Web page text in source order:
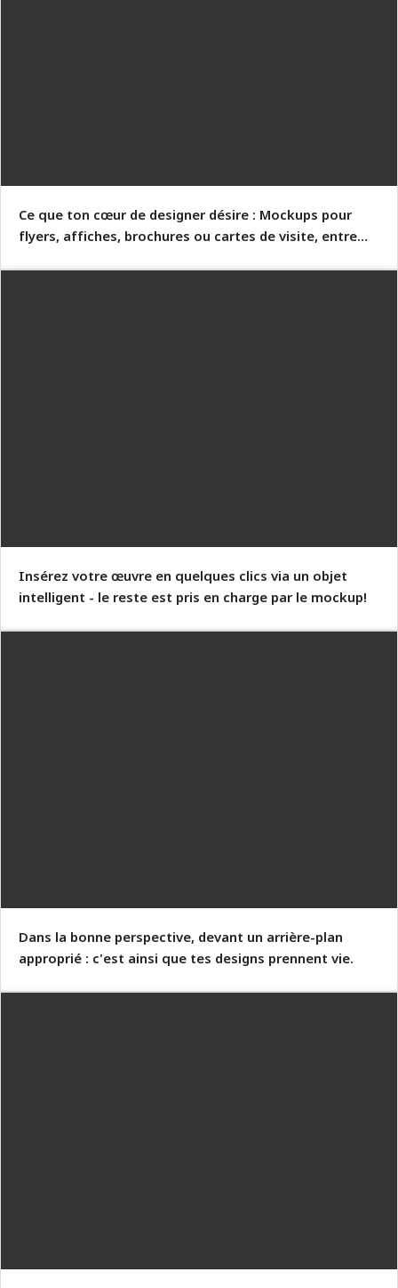
Ce que ton cœur de designer désire : Mockups pour
flyers, affiches, brochures ou cartes de visite, entre
Insérez votre œuvre en quelques clics via un objet
intelligent - le reste est pris en charge par le mockup!
Dans la bonne perspective, devant un arrière-plan
approprié : c'est ainsi que tes designs prennent vie.